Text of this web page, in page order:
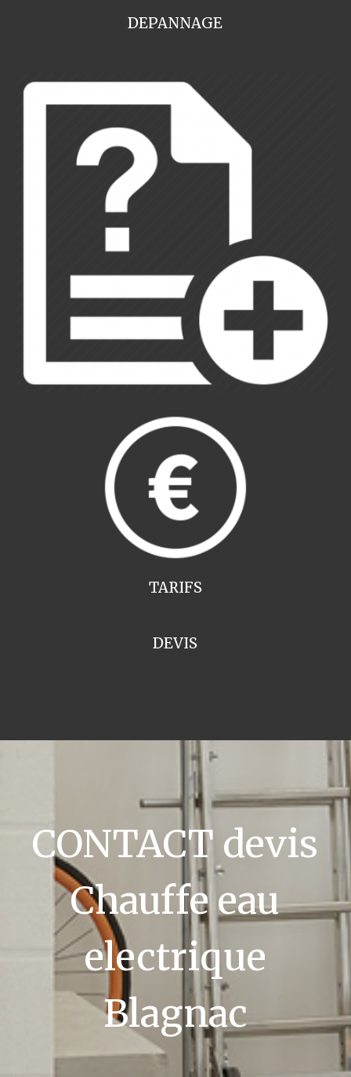
DEPANNAGE
TARIFS
DEVIS
CONTACT devis
Chauffe eau
electrique
Blagnac